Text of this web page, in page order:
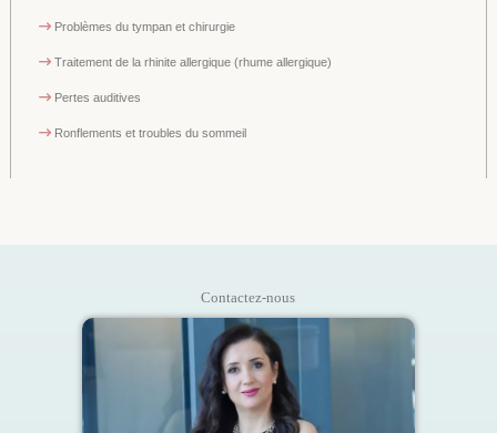
Problèmes du tympan et chirurgie
Traitement de la rhinite allergique (rhume allergique)
Pertes auditives
Ronflements et troubles du sommeil
Contactez-nous